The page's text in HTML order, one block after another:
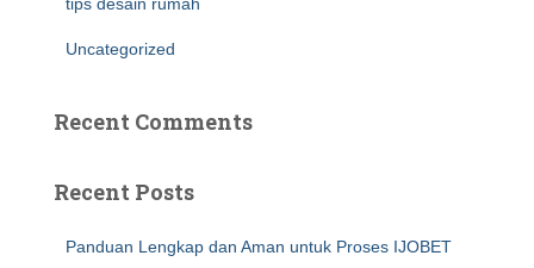
Uncategorized
Recent Comments
Recent Posts
Panduan Lengkap dan Aman untuk Proses IJOBET